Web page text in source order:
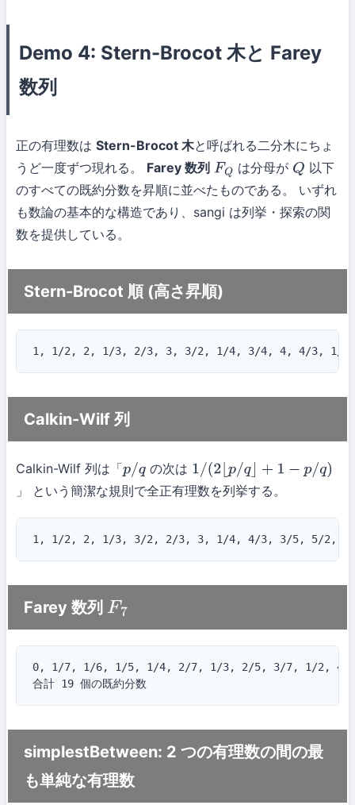
Demo 4: Stern-Brocot 木と Farey
数列
正の有理数は Stern-Brocot 木と呼ばれる二分木にちょ
うど一度ずつ現れる。 Farey 数列 FQ は分母が Q 以下
のすべての既約分数を昇順に並べたものである。 いずれ
も数論の基本的な構造であり、sangi は列挙・探索の関
数を提供している。
Stern-Brocot 順 (高さ昇順)
1, 1/2, 2, 1/3, 2/3, 3, 3/2, 1/4, 3/4, 4, 4/3, 1/
Calkin-Wilf 列
Calkin-Wilf 列は「p/qの次は 1/( 2⌊p/q⌋
+1−p/q)
」 という簡潔な規則で全正有理数を列挙する。
1, 1/2, 2, 1/3, 3/2, 2/3, 3, 1/4, 4/3, 3/5, 5/2,
Farey 数列 F7
0, 1/7, 1/6, 1/5, 1/4, 2/7, 1/3, 2/5, 3/7, 1/2,
合計 19 個の既約分数
simplestBetween: 2 つの有理数の間の最
も単純な有理数